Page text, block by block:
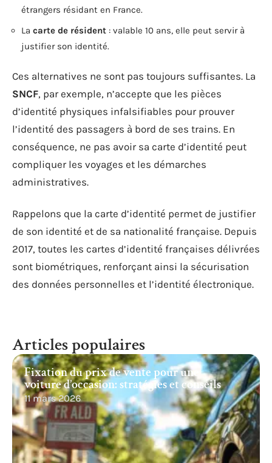
étrangers résidant en France.
La carte de résident : valable 10 ans, elle peut servir à
justifier son identité.
Ces alternatives ne sont pas toujours suffisantes. La
SNCF, par exemple, n’accepte que les pièces
d’identité physiques infalsifiables pour prouver
l’identité des passagers à bord de ses trains. En
conséquence, ne pas avoir sa carte d’identité peut
compliquer les voyages et les démarches
administratives.
Rappelons que la carte d’identité permet de justifier
de son identité et de sa nationalité française. Depuis
2017, toutes les cartes d’identité françaises délivrées
sont biométriques, renforçant ainsi la sécurisation
des données personnelles et l’identité électronique.
Articles populaires
Fixation du prix de vente pour une
voiture d’occasion: stratégies et conseils
11 mars 2026